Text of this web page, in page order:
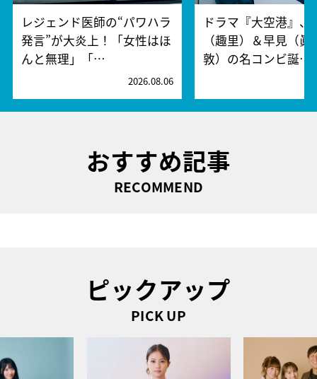
レジェンド医師の“パワハラ
発言”が大炎上！「女性はほ
んと無理」「…
2026.08.06
ドラマ『大空港』、
（趣里）＆早見（眞
敦）の名コンビ誕…
おすすめ記事
RECOMMEND
ピックアップ
PICK UP